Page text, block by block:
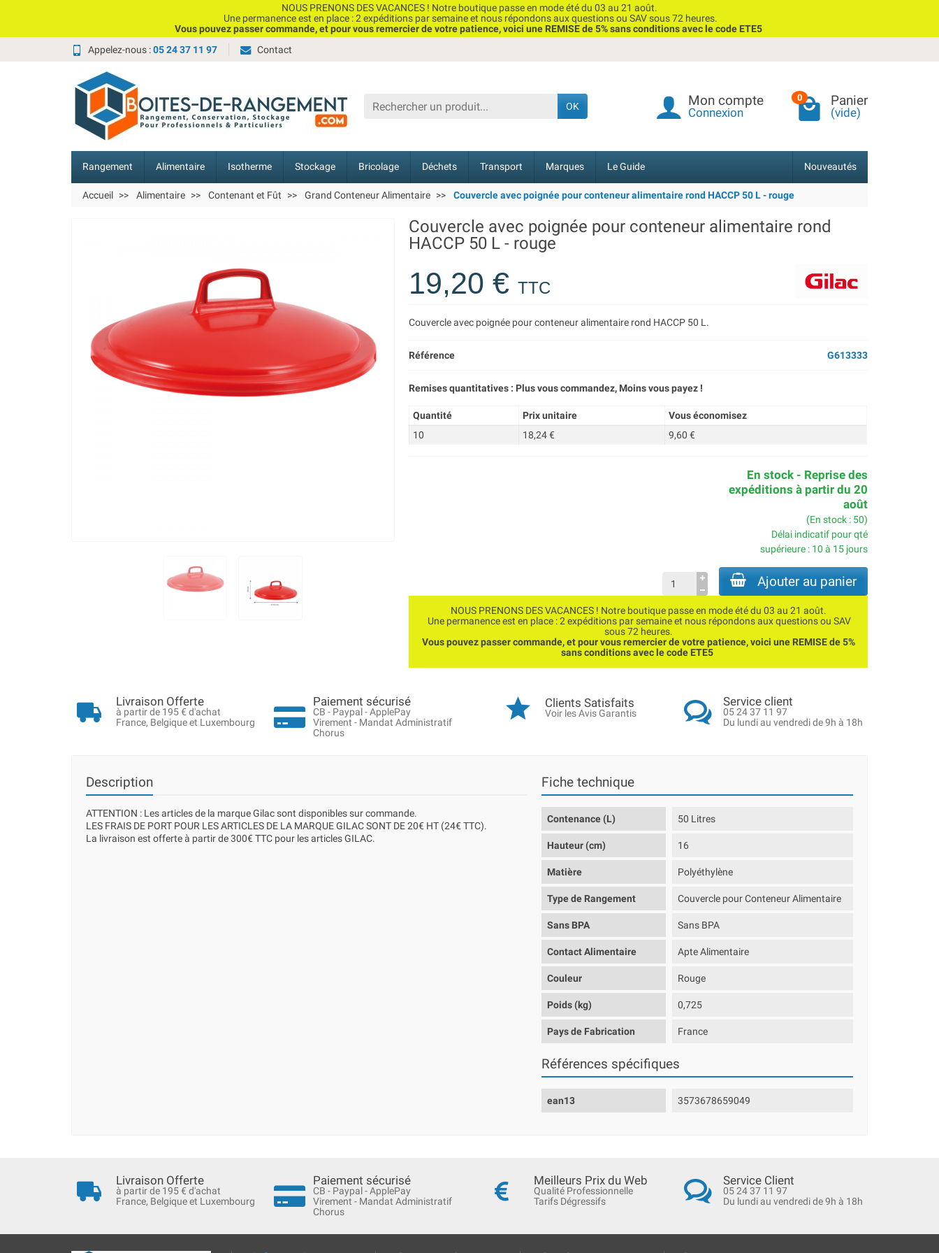
NOUS PRENONS DES VACANCES ! Notre boutique passe en mode été du 03 au 21 août.
Une permanence est en place : 2 expéditions par semaine et nous répondons aux questions ou SAV sous 72 heures.
Vous pouvez passer commande, et pour vous remercier de votre patience, voici une REMISE de 5% sans conditions avec le code ETE5
Appelez-nous :05 24 37 11 97 Contact
OK Mon compte
Connexion
0 Panier
(vide)
Rangement Alimentaire Isotherme Stockage Bricolage Déchets Transport Marques Le Guide Nouveautés
Accueil Alimentaire Contenant et Fût Grand Conteneur Alimentaire Couvercle avec poignée pour conteneur alimentaire rond HACCP 50 L - rouge
Couvercle avec poignée pour conteneur alimentaire rond
HACCP 50 L - rouge
19,20 €TTC
Couvercle avec poignée pour conteneur alimentaire rond HACCP 50 L.
Référence G613333
Remises quantitatives : Plus vous commandez, Moins vous payez !
Quantité Prix unitaire
Vous économisez
10
18,24 € 9,60 €
En stock - Reprise des
expéditions à partir du 20
août
(En stock : 50)
Délai indicatif pour qté
supérieure : 10 à 15 jours
Ajouter au panier
NOUS PRENONS DES VACANCES ! Notre boutique passe en mode été du 03 au 21 août.
Une permanence est en place : 2 expéditions par semaine et nous répondons aux questions ou SAV
sous 72 heures.
Vous pouvez passer commande, et pour vous remercier de votre patience, voici une REMISE de 5%
sans conditions avec le code ETE5
Livraison Offerte
à partir de 195 € d'achat
France, Belgique et Luxembourg
Paiement sécurisé
CB - Paypal - ApplePay
Virement - Mandat Administratif
Chorus
Clients Satisfaits
Voir les Avis Garantis
Service client
05 24 37 11 97
Du lundi au vendredi de 9h à 18h
Description
ATTENTION : Les articles de la marque Gilac sont disponibles sur commande.
LES FRAIS DE PORT POUR LES ARTICLES DE LA MARQUE GILAC SONT DE 20€ HT (24€ TTC).
La livraison est offerte à partir de 300€ TTC pour les articles GILAC.
Fiche technique
Contenance (L) 50 Litres
Hauteur (cm) 16
Matière Polyéthylène
Type de Rangement Couvercle pour Conteneur Alimentaire
Sans BPA Sans BPA
Contact Alimentaire Apte Alimentaire
Couleur Rouge
Poids (kg) 0,725
Pays de Fabrication France
Références spécifiques
ean13 3573678659049
Livraison Offerte
à partir de 195 € d'achat
France, Belgique et Luxembourg
Paiement sécurisé
CB - Paypal - ApplePay
Virement - Mandat Administratif
Chorus
Meilleurs Prix du Web
Qualité Professionnelle
Tarifs Dégressifs
Service Client
05 24 37 11 97
Du lundi au vendredi de 9h à 18h